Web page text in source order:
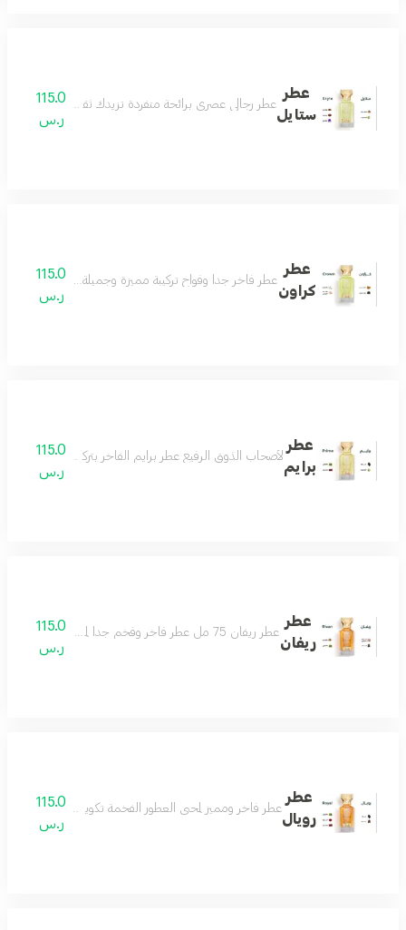
عطر
ستايل
عطر رجالي عصري برائحة متفردة تزيدك ثقة وأناقة تفوق
115.0
ر.س
عطر
كراون
عطر فاخر جداً وفواح تركيبة مميزة وجميلة جداً تناسب اغلب
115.0
ر.س
عطر
برايم
لأصحاب الذوق الرفيع عطر برايم الفاخر بتركيبة فريدة من
115.0
ر.س
عطر
ريفان
عطر ريفان 75 مل عطر فاخر وفخم جدا لمحبي العطور الرسمية الفواحة عطر لمناسباتك وأيامك الجميلة عطر يفرض نفسه بهالة من الرقيّ والتألق مكونات العطر الباتشولي والخشب والجلود والورد البلغاري والسوسن
115.0
ر.س
عطر
رويال
عطر فاخر ومميز لمحبي العطور الفخمة تكوين جميل من
115.0
ر.س